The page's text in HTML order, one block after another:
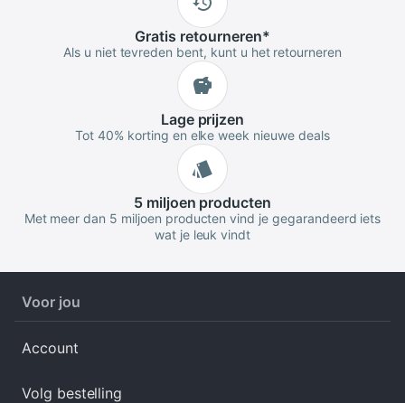
Gratis retourneren*
Als u niet tevreden bent, kunt u het retourneren
Lageprijzen
Tot 40% korting en elke week nieuwe deals
5 miljoen producten
Met meer dan 5 miljoen producten vind je gegarandeerd iets
wat je leuk vindt
Voor jou
Account
Volg bestelling